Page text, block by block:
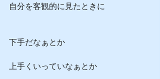
自分を客観的に見たときに
下手だなぁとか
上手くいっていなぁとか